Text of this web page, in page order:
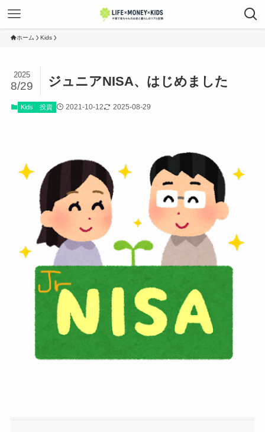
ホーム Kids
ジュニアNISA、はじめました
2025
8/29
Kids 投資 2021-10-12 2025-08-29